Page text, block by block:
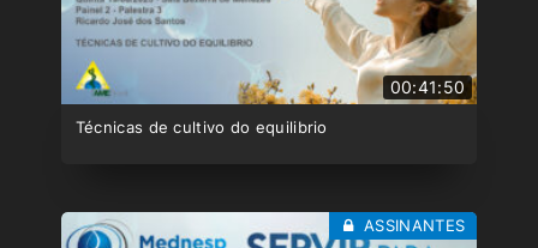
00:41:50
Técnicas de cultivo do equilibrio
ASSINANTES